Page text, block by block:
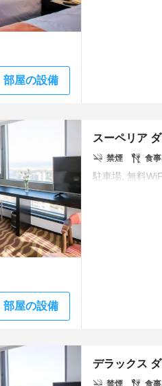
部屋の設備
部屋の設備
スーペリア
禁煙 食
デラックス
禁煙 食